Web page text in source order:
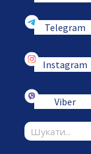
Telegram
Instagram
Viber